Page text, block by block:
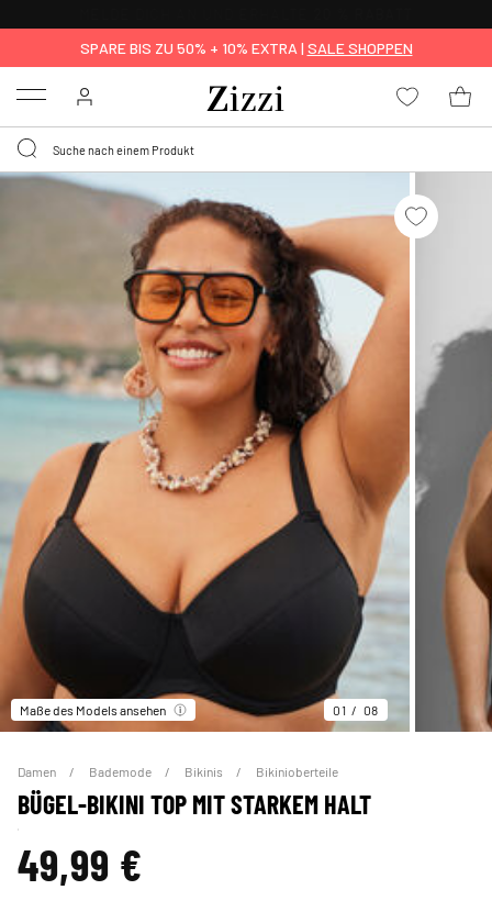
SPARE BIS ZU 50% + 10% EXTRA | SALE SHOPPEN
Menu
Maße des Models ansehen 01 08
Damen Bademode Bikinis Bikinioberteile
BÜGEL-BIKINI TOP MIT STARKEM HALT
49,99 €